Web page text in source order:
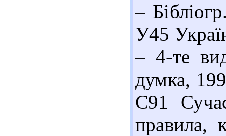
–
У45
– 4-те
думка,
С91
правила,